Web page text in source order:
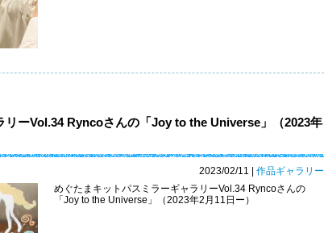
リーVol.34 Ryncoさんの「Joy to the Universe」（2023年
2023/02/11
作品ギャラリー
めぐたまキットパスミラーギャラリーVol.34 Ryncoさんの
「Joy to the Universe」（2023年2月11日ー）